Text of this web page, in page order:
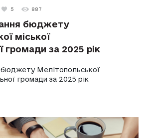
5 887
бюджету
міської
громади за 2025 рік
бюджету Мелітопольської
громади за 2025 рік